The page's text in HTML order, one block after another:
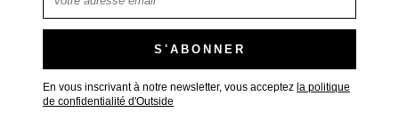
En vous inscrivant à notre newsletter, vous acceptez la politique
de confidentialité d'Outside